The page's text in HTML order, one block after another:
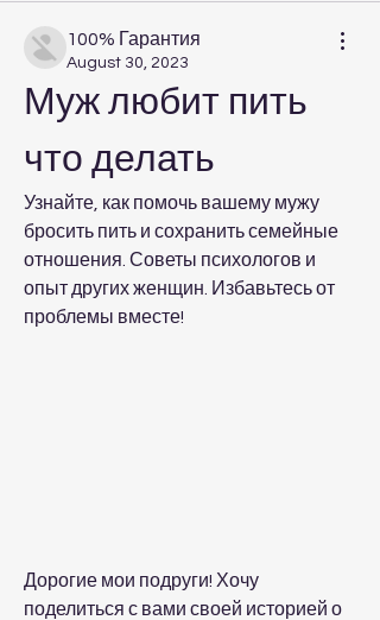
100% Гарантия
August 30, 2023
Муж любит пить
что делать
Узнайте, как помочь вашему мужу
бросить пить и сохранить семейные
отношения. Советы психологов и
опыт других женщин. Избавьтесь от
проблемы вместе!
Дорогие мои подруги! Хочу
поделиться с вами своей историей о